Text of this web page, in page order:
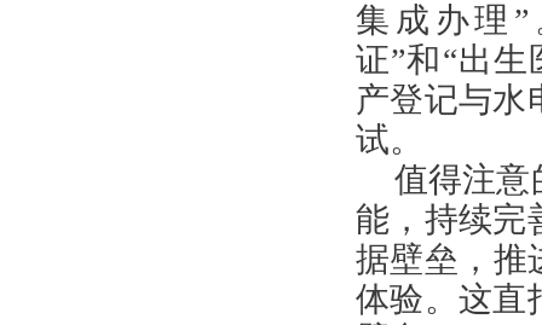
集成办理
证”和“出
产登记与水
试。
值得注意
能，持续完
据壁垒，推
体验。这